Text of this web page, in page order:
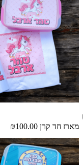
מארז חד קרן ₪100.00